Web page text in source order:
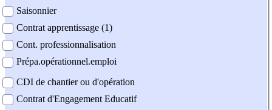
Saisonnier
Contrat apprentissage (1)
Cont. professionnalisation
Prépa.opérationnel.emploi
CDI de chantier ou d'opération
Contrat d'Engagement Educatif